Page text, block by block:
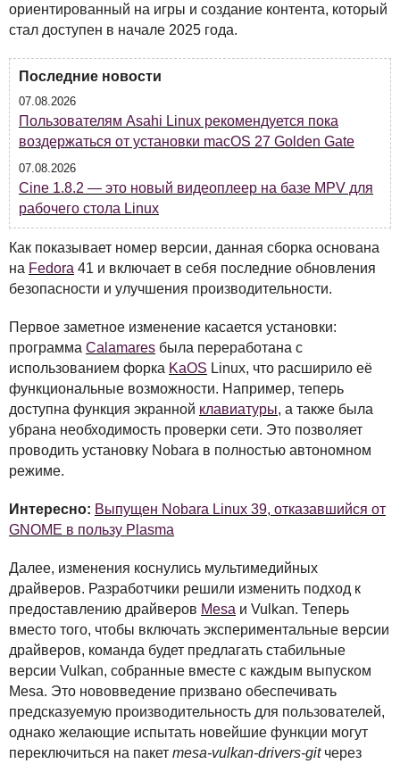
ориентированный на игры и создание контента, который
стал доступен в начале 2025 года.
Последние новости
07.08.2026
Пользователям Asahi Linux рекомендуется пока
воздержаться от установки macOS 27 Golden Gate
07.08.2026
Cine 1.8.2 — это новый видеоплеер на базе MPV для
рабочего стола Linux
Как показывает номер версии, данная сборка основана
на Fedora 41 и включает в себя последние обновления
безопасности и улучшения производительности.
Первое заметное изменение касается установки:
программа Calamares была переработана с
использованием форка KaOS Linux, что расширило её
функциональные возможности. Например, теперь
доступна функция экранной клавиатуры, а также была
убрана необходимость проверки сети. Это позволяет
проводить установку Nobara в полностью автономном
режиме.
Интересно: Выпущен Nobara Linux 39, отказавшийся от
GNOME в пользу Plasma
Далее, изменения коснулись мультимедийных
драйверов. Разработчики решили изменить подход к
предоставлению драйверов Mesa и Vulkan. Теперь
вместо того, чтобы включать экспериментальные версии
драйверов, команда будет предлагать стабильные
версии Vulkan, собранные вместе с каждым выпуском
Mesa. Это нововведение призвано обеспечивать
предсказуемую производительность для пользователей,
однако желающие испытать новейшие функции могут
переключиться на пакет mesa-vulkan-drivers-gitчерез